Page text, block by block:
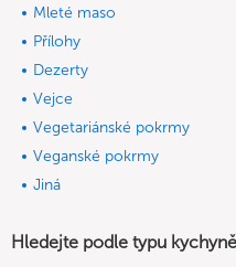
Mleté maso
Přílohy
Dezerty
Vejce
Vegetariánské pokrmy
Veganské pokrmy
Jiná
Hledejte podle typu kychyně